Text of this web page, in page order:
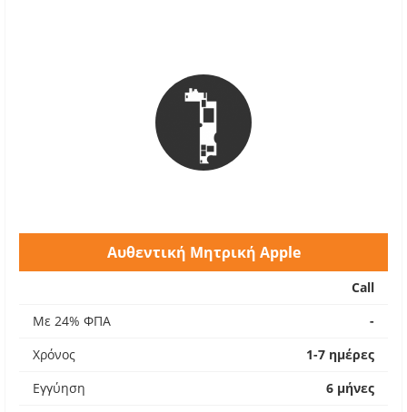
Αυθεντική Μητρική Apple
Call
Με 24% ΦΠΑ
-
Χρόνος
1-7 ημέρες
Εγγύηση
6 μήνες